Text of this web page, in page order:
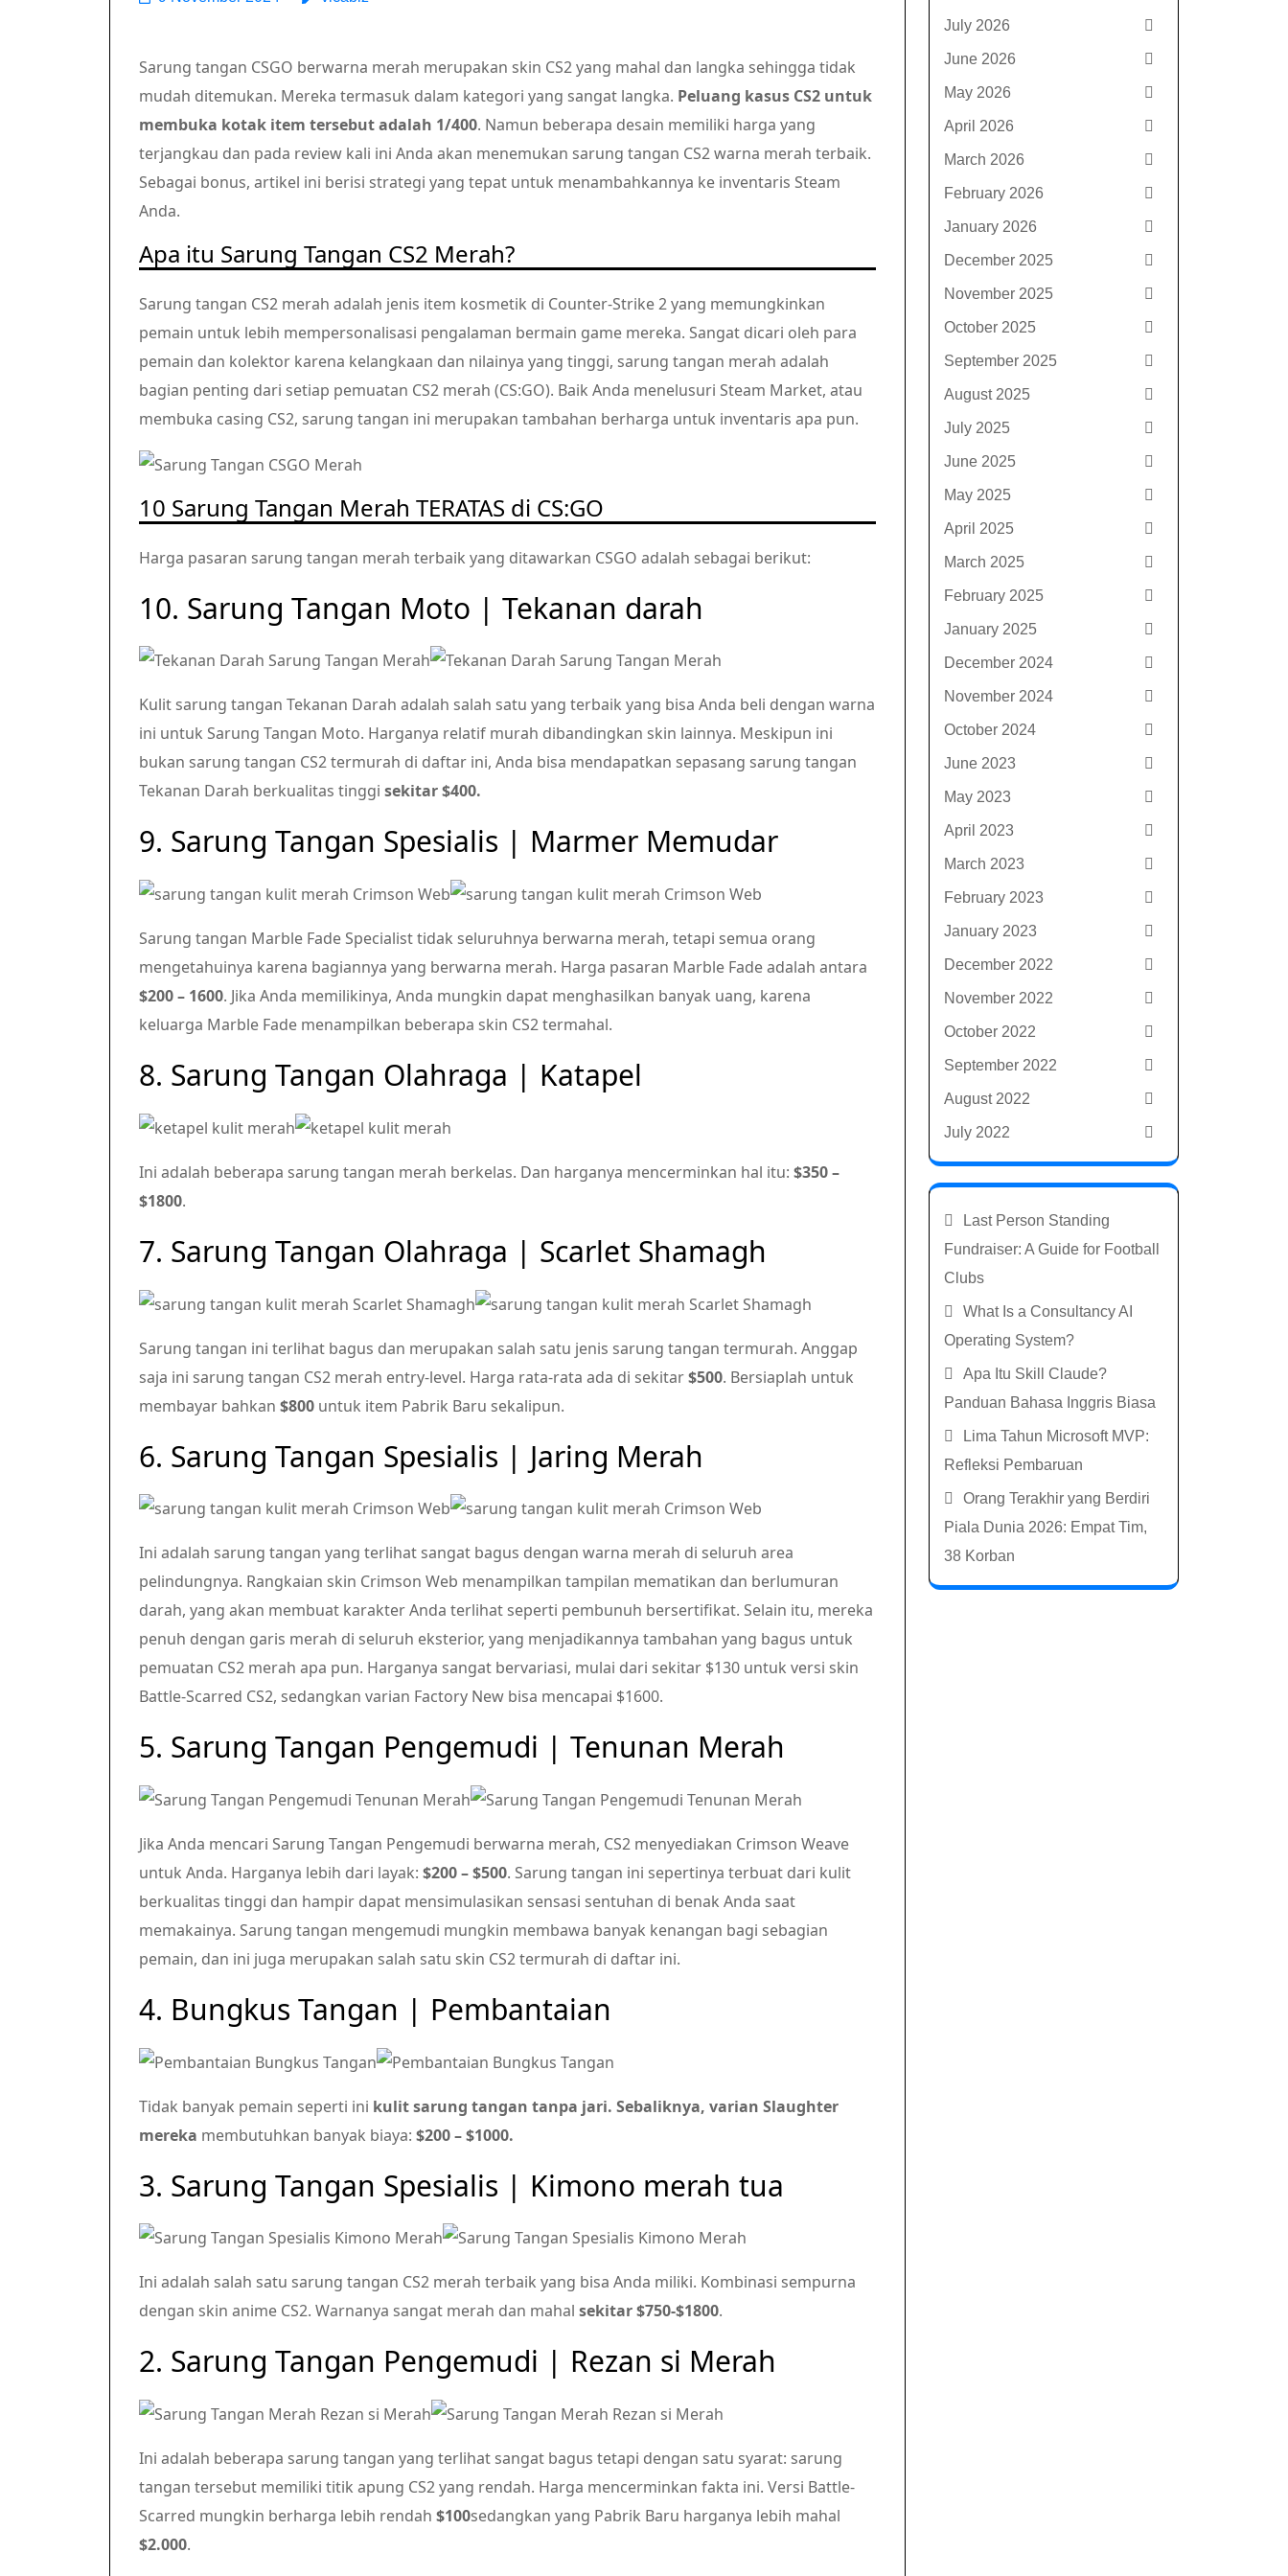
Sarung tangan CSGO berwarna merah merupakan skin CS2 yang mahal dan langka sehingga tidak
mudah ditemukan. Mereka termasuk dalam kategori yang sangat langka. Peluang kasus CS2 untuk
membuka kotak item tersebut adalah 1/400. Namun beberapa desain memiliki harga yang
terjangkau dan pada review kali ini Anda akan menemukan sarung tangan CS2 warna merah terbaik.
Sebagai bonus, artikel ini berisi strategi yang tepat untuk menambahkannya ke inventaris Steam
Anda.
Apa itu Sarung Tangan CS2 Merah?
Sarung tangan CS2 merah adalah jenis item kosmetik di Counter-Strike 2 yang memungkinkan
pemain untuk lebih mempersonalisasi pengalaman bermain game mereka. Sangat dicari oleh para
pemain dan kolektor karena kelangkaan dan nilainya yang tinggi, sarung tangan merah adalah
bagian penting dari setiap pemuatan CS2 merah (CS:GO). Baik Anda menelusuri Steam Market, atau
membuka casing CS2, sarung tangan ini merupakan tambahan berharga untuk inventaris apa pun.
10 Sarung Tangan Merah TERATAS di CS:GO
Harga pasaran sarung tangan merah terbaik yang ditawarkan CSGO adalah sebagai berikut:
10. Sarung Tangan Moto | Tekanan darah
Kulit sarung tangan Tekanan Darah adalah salah satu yang terbaik yang bisa Anda beli dengan warna
ini untuk Sarung Tangan Moto. Harganya relatif murah dibandingkan skin lainnya. Meskipun ini
bukan sarung tangan CS2 termurah di daftar ini, Anda bisa mendapatkan sepasang sarung tangan
Tekanan Darah berkualitas tinggi sekitar $400.
9. Sarung Tangan Spesialis | Marmer Memudar
Sarung tangan Marble Fade Specialist tidak seluruhnya berwarna merah, tetapi semua orang
mengetahuinya karena bagiannya yang berwarna merah. Harga pasaran Marble Fade adalah antara
$200 – 1600. Jika Anda memilikinya, Anda mungkin dapat menghasilkan banyak uang, karena
keluarga Marble Fade menampilkan beberapa skin CS2 termahal.
8. Sarung Tangan Olahraga | Katapel
Ini adalah beberapa sarung tangan merah berkelas. Dan harganya mencerminkan hal itu: $350 –
$1800.
7. Sarung Tangan Olahraga | Scarlet Shamagh
Sarung tangan ini terlihat bagus dan merupakan salah satu jenis sarung tangan termurah. Anggap
saja ini sarung tangan CS2 merah entry-level. Harga rata-rata ada di sekitar$500. Bersiaplah untuk
membayar bahkan $800 untuk item Pabrik Baru sekalipun.
6. Sarung Tangan Spesialis | Jaring Merah
Ini adalah sarung tangan yang terlihat sangat bagus dengan warna merah di seluruh area
pelindungnya. Rangkaian skin Crimson Web menampilkan tampilan mematikan dan berlumuran
darah, yang akan membuat karakter Anda terlihat seperti pembunuh bersertifikat. Selain itu, mereka
penuh dengan garis merah di seluruh eksterior, yang menjadikannya tambahan yang bagus untuk
pemuatan CS2 merah apa pun. Harganya sangat bervariasi, mulai dari sekitar $130 untuk versi skin
Battle-Scarred CS2, sedangkan varian Factory New bisa mencapai $1600.
5. Sarung Tangan Pengemudi | Tenunan Merah
Jika Anda mencari Sarung Tangan Pengemudi berwarna merah, CS2 menyediakan Crimson Weave
untuk Anda. Harganya lebih dari layak: $200 – $500. Sarung tangan ini sepertinya terbuat dari kulit
berkualitas tinggi dan hampir dapat mensimulasikan sensasi sentuhan di benak Anda saat
memakainya. Sarung tangan mengemudi mungkin membawa banyak kenangan bagi sebagian
pemain, dan ini juga merupakan salah satu skin CS2 termurah di daftar ini.
4. Bungkus Tangan | Pembantaian
Tidak banyak pemain seperti ini kulit sarung tangan tanpa jari. Sebaliknya, varian Slaughter
mereka membutuhkan banyak biaya: $200 – $1000.
3. Sarung Tangan Spesialis | Kimono merah tua
Ini adalah salah satu sarung tangan CS2 merah terbaik yang bisa Anda miliki. Kombinasi sempurna
dengan skin anime CS2. Warnanya sangat merah dan mahal sekitar $750-$1800.
2. Sarung Tangan Pengemudi | Rezan si Merah
Ini adalah beberapa sarung tangan yang terlihat sangat bagus tetapi dengan satu syarat: sarung
tangan tersebut memiliki titik apung CS2 yang rendah. Harga mencerminkan fakta ini. Versi Battle-
Scarred mungkin berharga lebih rendah $100sedangkan yang Pabrik Baru harganya lebih mahal
$2.000.
July 2026
June 2026
May 2026
April 2026
March 2026
February 2026
January 2026
December 2025
November 2025
October 2025
September 2025
August 2025
July 2025
June 2025
May 2025
April 2025
March 2025
February 2025
January 2025
December 2024
November 2024
October 2024
June 2023
May 2023
April 2023
March 2023
February 2023
January 2023
December 2022
November 2022
October 2022
September 2022
August 2022
July 2022
Last Person Standing
Fundraiser: A Guide for Football
Clubs
What Is a Consultancy AI
Operating System?
Apa Itu Skill Claude?
Panduan Bahasa Inggris Biasa
Lima Tahun Microsoft MVP:
Refleksi Pembaruan
Orang Terakhir yang Berdiri
Piala Dunia 2026: Empat Tim,
38 Korban